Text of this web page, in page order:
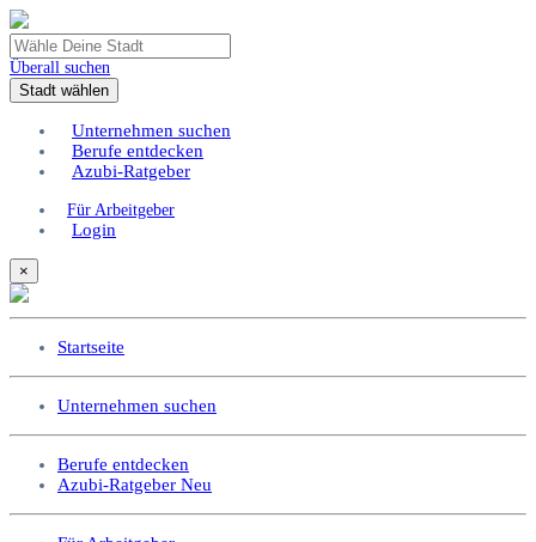
Überall suchen
Stadt wählen
Unternehmen suchen
Berufe entdecken
Azubi-Ratgeber
Für Arbeitgeber
Login
×
Startseite
Unternehmen suchen
Berufe entdecken
Azubi-Ratgeber Neu